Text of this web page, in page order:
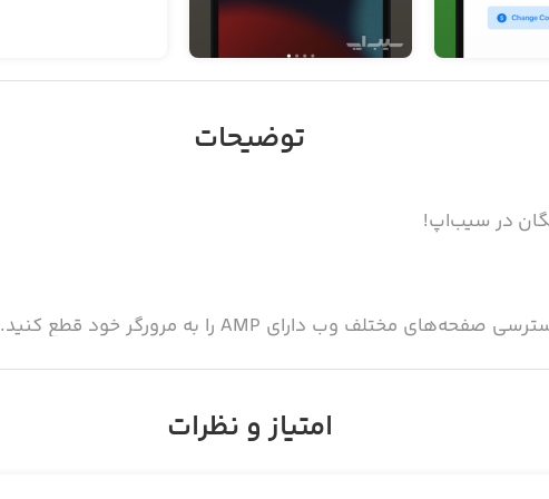
توضیحات
امتیاز و نظرات